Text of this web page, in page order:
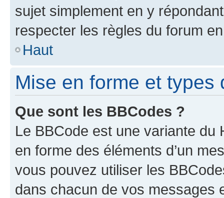
sujet simplement en y
respecter les règles du forum
Haut
Mise en forme et types
Que sont les BBCodes ?
Le BBCode est une variante du
en forme des éléments d’un
vous pouvez utiliser les
dans chacun de vos messages